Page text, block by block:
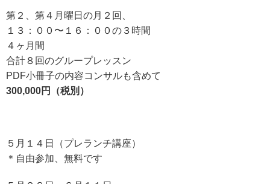
第２、第４月曜日の月２回、
１３：００〜１６：００の３時間
４ヶ月間
合計８回のグループレッスン
PDF小冊子の内容コンサルも含めて
300,000円（税別）
５月１４日（プレランチ講座）
＊自由参加、無料です